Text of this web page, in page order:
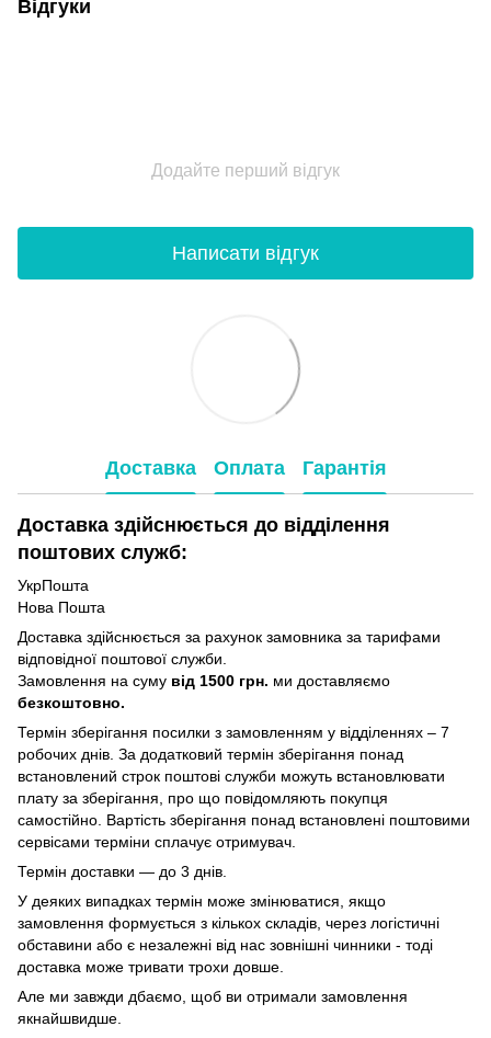
Відгуки
Додайте перший відгук
Написати відгук
Доставка Оплата Гарантія
Доставка здійснюється до відділення
поштових служб:
УкрПошта
Нова Пошта
Доставка здійснюється за рахунок замовника за тарифами
відповідної поштової служби.
Замовлення на суму від 1500 грн. ми доставляємо
безкоштовно.
Термін зберігання посилки з замовленням у відділеннях – 7
робочих днів. За додатковий термін зберігання понад
встановлений строк поштові служби можуть встановлювати
плату за зберігання, про що повідомляють покупця
самостійно. Вартість зберігання понад вcтановлені поштовими
сервісами терміни сплачує отримувач.
Термін доставки — до 3 днів.
У деяких випадках термін може змінюватися, якщо
замовлення формується з кількох складів, через логістичні
обставини або є незалежні від нас зовнішні чинники - тоді
доставка може тривати трохи довше.
Але ми завжди дбаємо, щоб ви отримали замовлення
якнайшвидше.